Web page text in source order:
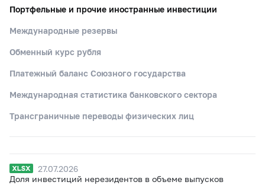
Портфельные и прочие иностранные инвестиции
Международные резервы
Обменный курс рубля
Платежный баланс Союзного государства
Международная статистика банковского сектора
Трансграничные переводы физических лиц
27.07.2026
Доля инвестиций нерезидентов в объеме выпусков